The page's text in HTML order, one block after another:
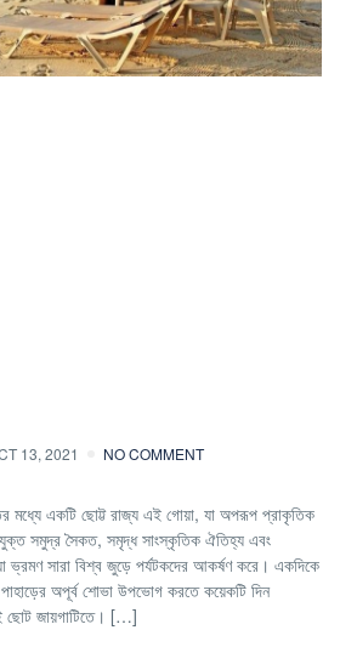
13, 2021 NO COMMENT
মধ্যে একটি ছোট্ট রাজ্য এই গোয়া, যা অপরূপ প্রাকৃতিক
সমুদ্র সৈকত, সমৃদ্ধ সাংস্কৃতিক ঐতিহ্য এবং
সারা বিশ্ব জুড়ে পর্যটকদের আকর্ষণ করে। একদিকে
অপূর্ব শোভা উপভোগ করতে কয়েকটি দিন
ছোট জায়গাটিতে। […]